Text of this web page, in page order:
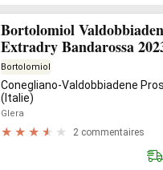
Bortolomiol
Extradry Bandarossa
Bortolomiol
Conegliano-Valdobbiadene
(Italie)
Glera
2 commentaires